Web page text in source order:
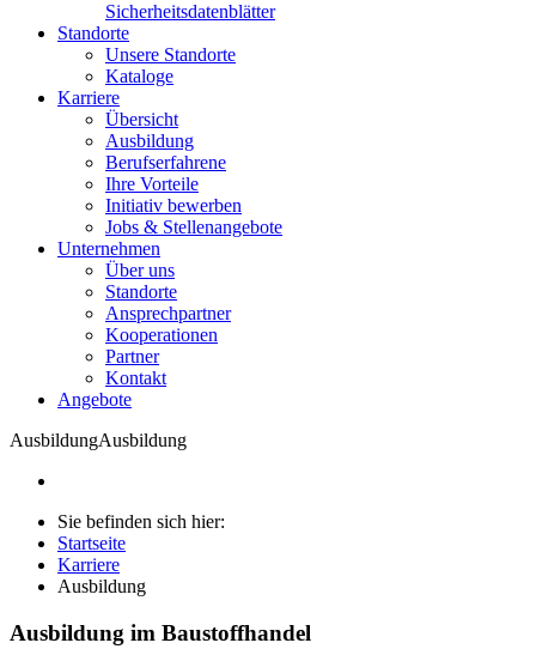
Sicherheitsdatenblätter
Standorte
Unsere Standorte
Kataloge
Karriere
Übersicht
Ausbildung
Berufserfahrene
Ihre Vorteile
Initiativ bewerben
Jobs & Stellenangebote
Unternehmen
Über uns
Standorte
Ansprechpartner
Kooperationen
Partner
Kontakt
Angebote
AusbildungAusbildung
Sie befinden sich hier:
Startseite
Karriere
Ausbildung
Ausbildung im Baustoffhandel